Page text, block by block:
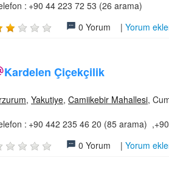
: +90 44 223 72 53 (26 arama)
0 Yorum | Yorum
Kardelen Çiçekçilik
, Yakutiye, Camiikebir Mahallesi,
: +90 442 235 46 20 (85 arama)
0 Yorum | Yorum